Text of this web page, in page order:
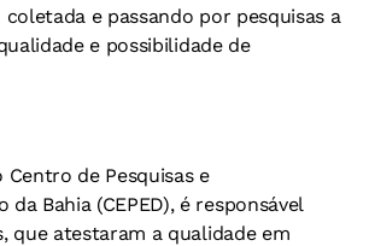
coletada e passando por pesquisas a
e possibilidade de
de Pesquisas e
da Bahia (CEPED), é responsável
que atestaram a qualidade em